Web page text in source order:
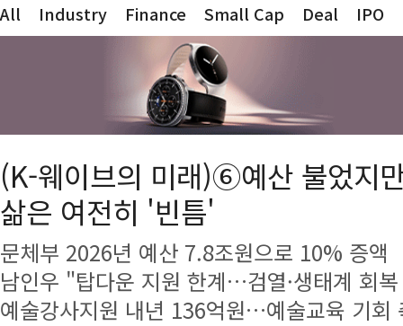
All Industry Finance Small Cap Deal IPO
(K-웨이브의 미래)⑥예산 불었지
삶은 여전히 '빈틈'
문체부 2026년 예산 7.8조원으로 10% 증액
남인우 "탑다운 지원 한계…검열·생태계 회
예술강사지원 내년 136억원…예술교육 기회